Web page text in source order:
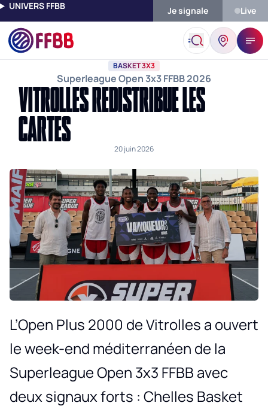
UNIVERS FFBB Je signale Live
Accueil Actualités Vitrolles Redistribue Les
BASKET 3X3
Superleague Open 3x3 FFBB 2026
VITROLLES REDISTRIBUE LES
CARTES
20 juin 2026
L’Open Plus 2000 de Vitrolles a ouvert
le week-end méditerranéen de la
Superleague Open 3x3 FFBB avec
deux signaux forts : Chelles Basket